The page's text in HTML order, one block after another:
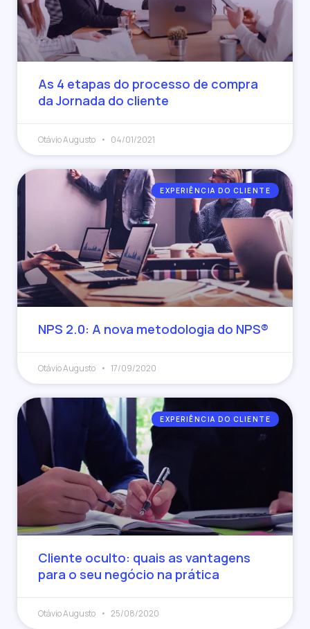
As 4 etapas do processo de compra
da Jornada do cliente
Otávio Augusto 04/01/2021
EXPERIÊNCIA DO CLIENTE
NPS 2.0: A nova metodologia do NPS®
Otávio Augusto 17/09/2020
EXPERIÊNCIA DO CLIENTE
Cliente oculto: quais as vantagens
para o seu negócio na prática
Otávio Augusto 25/08/2020